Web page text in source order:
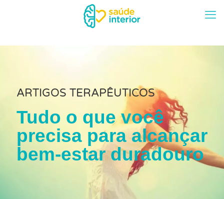
ARTIGOS TERAPÊUTICOS
Tudo o que você
precisa para alcançar
bem-estar duradouro